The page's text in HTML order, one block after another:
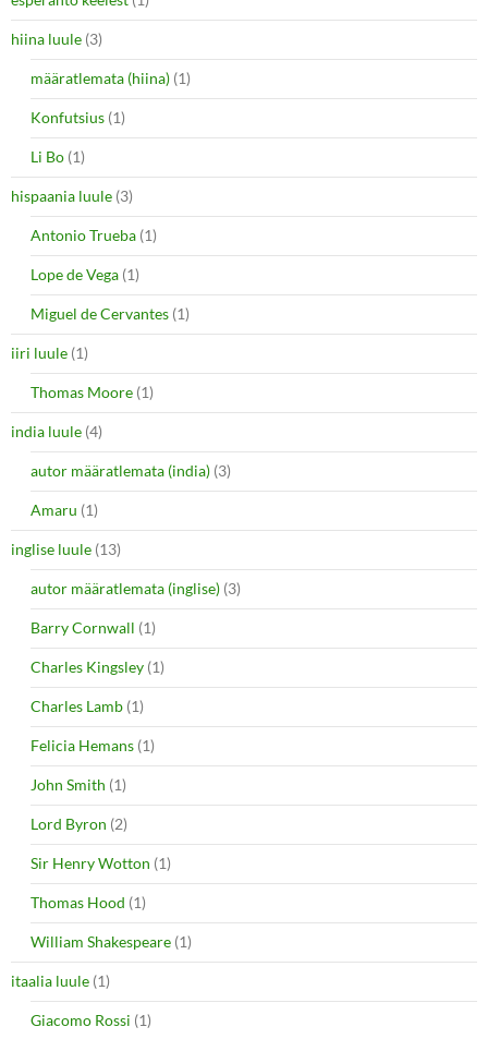
hiina luule (3)
määratlemata (hiina) (1)
Konfutsius (1)
Li Bo (1)
hispaania luule (3)
Antonio Trueba (1)
Lope de Vega (1)
Miguel de Cervantes (1)
iiri luule (1)
Thomas Moore (1)
india luule (4)
autor määratlemata (india) (3)
Amaru (1)
inglise luule (13)
autor määratlemata (inglise) (3)
Barry Cornwall (1)
Charles Kingsley (1)
Charles Lamb (1)
Felicia Hemans (1)
John Smith (1)
Lord Byron (2)
Sir Henry Wotton (1)
Thomas Hood (1)
William Shakespeare (1)
itaalia luule (1)
Giacomo Rossi (1)